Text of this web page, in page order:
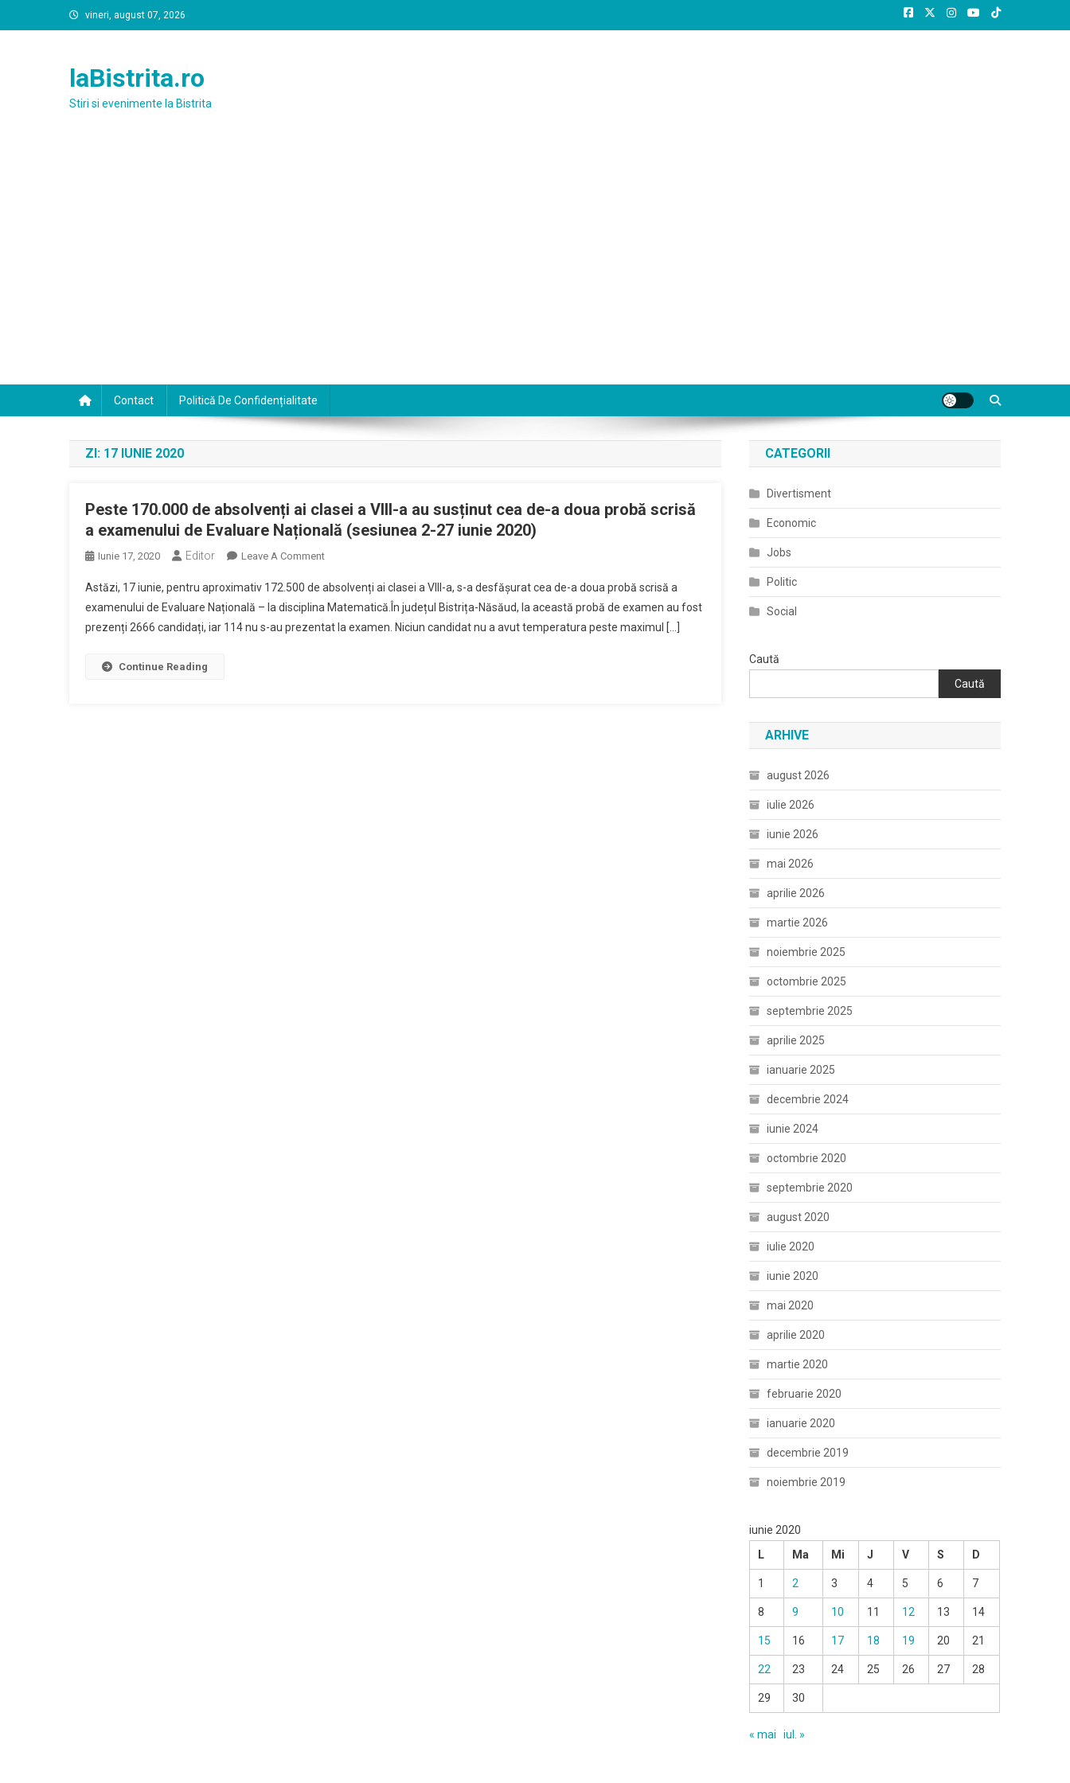
to
vineri, august 07, 2026
laBistrita.ro
Stiri si evenimente la Bistrita
Contact Politică De Confidențialitate
ZI: 17 IUNIE 2020
Peste 170.000 de absolvenți ai clasei a VIII-a au susținut cea de-a doua probă scrisă
a examenului de Evaluare Națională (sesiunea 2-27 iunie 2020)
Iunie 17, 2020 Editor Leave A CommentOn
170.000
De
Absolvenți
Astăzi, 17 iunie, pentru aproximativ 172.500 de absolvenți ai clasei a VIII-a, s-a desfășurat cea de-a doua probă scrisă a
examenului de Evaluare Națională – la disciplina Matematică.În județul Bistrița-Năsăud, la această probă de examen au fost
prezenți 2666 candidați, iar 114 nu s-au prezentat la examen. Niciun candidat nu a avut temperatura peste maximul […]
Continue Reading
CATEGORII
Divertisment
Economic
Jobs
Politic
Social
Caută
Caută
ARHIVE
august 2026
iulie 2026
iunie 2026
mai 2026
aprilie 2026
martie 2026
noiembrie 2025
octombrie 2025
septembrie 2025
aprilie 2025
ianuarie 2025
decembrie 2024
iunie 2024
octombrie 2020
septembrie 2020
august 2020
iulie 2020
iunie 2020
mai 2020
aprilie 2020
martie 2020
februarie 2020
ianuarie 2020
decembrie 2019
noiembrie 2019
iunie 2020
L
Ma Mi J V S D
1 2 3 4 5 6 7
8 9 10 11 12 13 14
15 16 17 18 19 20 21
22 23 24 25 26 27 28
29 30
« mai iul. »